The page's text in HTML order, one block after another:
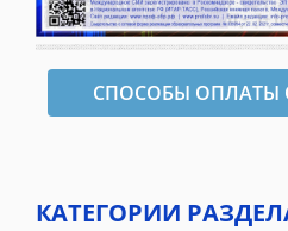
СПОСОБЫ ОПЛАТЫ
КАТЕГОРИИ